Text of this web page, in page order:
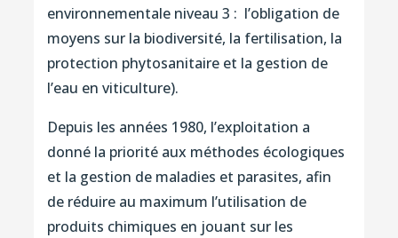
environnementale niveau 3 : l’obligation de
moyens sur la biodiversité, la fertilisation, la
protection phytosanitaire et la gestion de
l’eau en viticulture).
Depuis les années 1980, l’exploitation a
donné la priorité aux méthodes écologiques
et la gestion de maladies et parasites, afin
de réduire au maximum l’utilisation de
produits chimiques en jouant sur les